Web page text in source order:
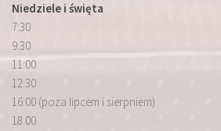
Niedziele i święta
7:30
9:30
11:00
12:30
16:00 (poza lipcem i sierpniem)
18:00